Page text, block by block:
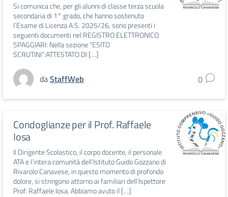
Si comunica che, per gli alunni di classe terza scuola
secondaria di 1° grado, che hanno sostenuto
l’Esame di Licenza A.S. 2025/26, sono presenti i
seguenti documenti nel REGISTRO ELETTRONICO
SPAGGIARI: Nella sezione “ESITO
SCRUTINI”:ATTESTATO DI […]
daStaffWeb 0
Condoglianze per il Prof. Raffaele
Iosa
Il Dirigente Scolastico, il corpo docente, il personale
ATA e l’intera comunità dell’Istituto Guido Gozzano di
Rivarolo Canavese, in questo momento di profondo
dolore, si stringono attorno ai familiari dell’Ispettore
Prof. Raffaele Iosa. Abbiamo avuto il […]